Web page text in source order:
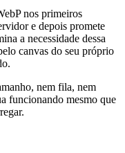
nos primeiros
e depois promete
a necessidade dessa
canvas do seu próprio
nem fila, nem
funcionando mesmo que